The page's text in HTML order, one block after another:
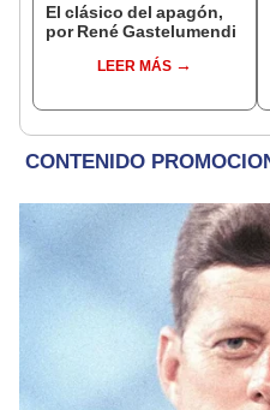
El clásico del apagón,
por René Gastelumendi
LEER MÁS